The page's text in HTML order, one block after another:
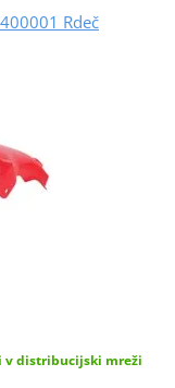
Rdeč
v distribucijski mreži